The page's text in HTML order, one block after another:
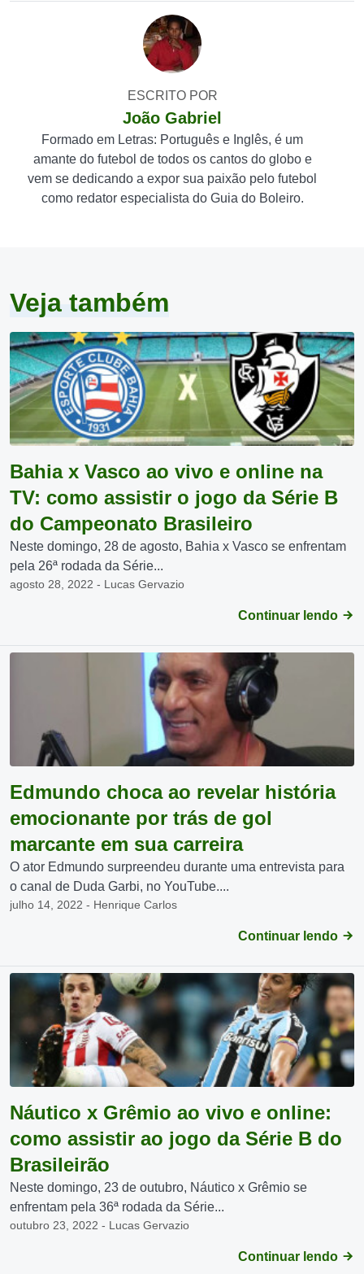
ESCRITO POR
João Gabriel
Formado em Letras: Português e Inglês, é um
amante do futebol de todos os cantos do globo e
vem se dedicando a expor sua paixão pelo futebol
como redator especialista do Guia do Boleiro.
Veja também
Bahia x Vasco ao vivo e online na
TV: como assistir o jogo da Série B
do Campeonato Brasileiro
Neste domingo, 28 de agosto, Bahia x Vasco se enfrentam
pela 26ª rodada da Série...
agosto 28, 2022 - Lucas Gervazio
Continuar lendo
Edmundo choca ao revelar história
emocionante por trás de gol
marcante em sua carreira
O ator Edmundo surpreendeu durante uma entrevista para
o canal de Duda Garbi, no YouTube....
julho 14, 2022 - Henrique Carlos
Continuar lendo
Náutico x Grêmio ao vivo e online:
como assistir ao jogo da Série B do
Brasileirão
Neste domingo, 23 de outubro, Náutico x Grêmio se
enfrentam pela 36ª rodada da Série...
outubro 23, 2022 - Lucas Gervazio
Continuar lendo